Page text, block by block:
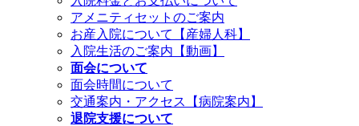
アメニティセットのご案内
お産入院について【産婦人科】
入院生活のご案内【動画】
面会について
面会時間について
交通案内・アクセス【病院案内】
退院支援について